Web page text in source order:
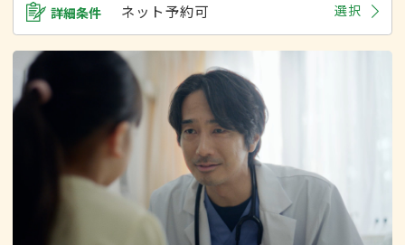
詳細条件 ネット予約可 選択